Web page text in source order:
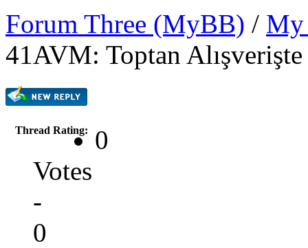
Forum Three (MyBB) / My
41AVM: Toptan
Thread Rating:
0
Votes
-
0